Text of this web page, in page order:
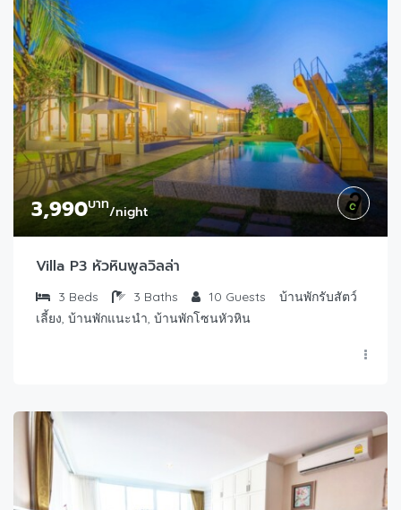
3,990บาท/night
Villa P3 หัวหินพูลวิลล่า
3 Beds 3 Baths 10 Guests
บ้านพักรับสัตว์
เลี้ยง, บ้านพักแนะนำ, บ้านพักโซนหัวหิน